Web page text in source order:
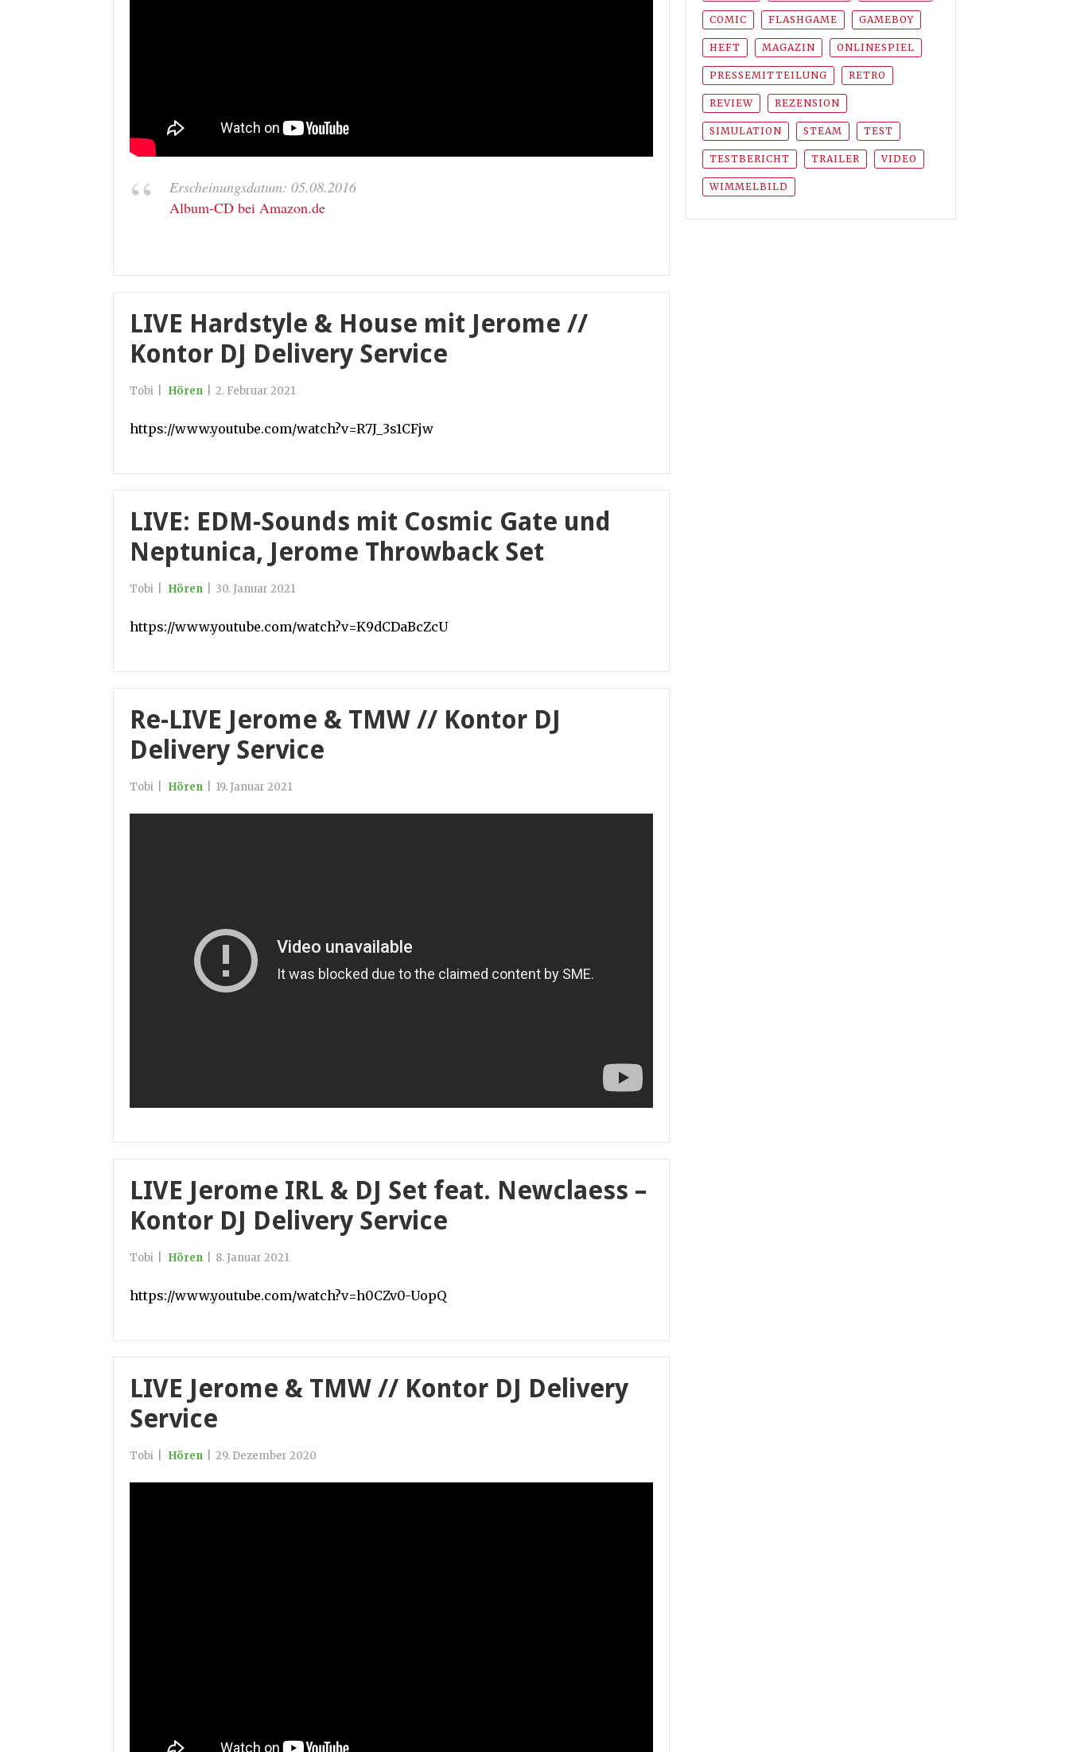
Erscheinungsdatum: 05.08.2016
Album-CD bei Amazon.de
LIVE Hardstyle & House mit Jerome //
Kontor DJ Delivery Service
Tobi Hören 2. Februar 2021
https://www.youtube.com/watch?v=R7J_3s1CFjw
LIVE: EDM-Sounds mit Cosmic Gate und
Neptunica, Jerome Throwback Set
Tobi Hören 30. Januar 2021
https://www.youtube.com/watch?v=K9dCDaBcZcU
Re-LIVE Jerome & TMW // Kontor DJ
Delivery Service
Tobi Hören 19. Januar 2021
LIVE Jerome IRL & DJ Set feat. Newclaess –
Kontor DJ Delivery Service
Tobi Hören 8. Januar 2021
https://www.youtube.com/watch?v=h0CZv0-UopQ
LIVE Jerome & TMW // Kontor DJ Delivery
Service
Tobi Hören 29. Dezember 2020
COMIC FLASHGAME GAMEBOY
HEFT MAGAZIN ONLINESPIEL
PRESSEMITTEILUNG RETRO
REVIEW REZENSION
SIMULATION STEAM TEST
TESTBERICHT TRAILER VIDEO
WIMMELBILD